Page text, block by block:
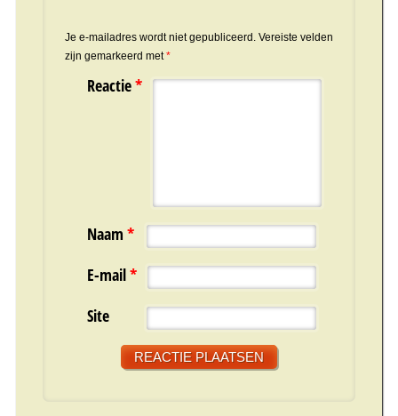
Je e-mailadres wordt niet gepubliceerd. Vereiste velden
zijn gemarkeerd met*
Reactie*
Naam *
E-mail*
Site